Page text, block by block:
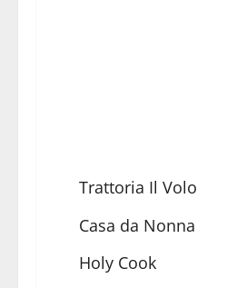
Trattoria Il Volo
Casa da Nonna
Holy Cook